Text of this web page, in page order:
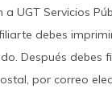
a UGT Servicios
debes
Después debes
por correo